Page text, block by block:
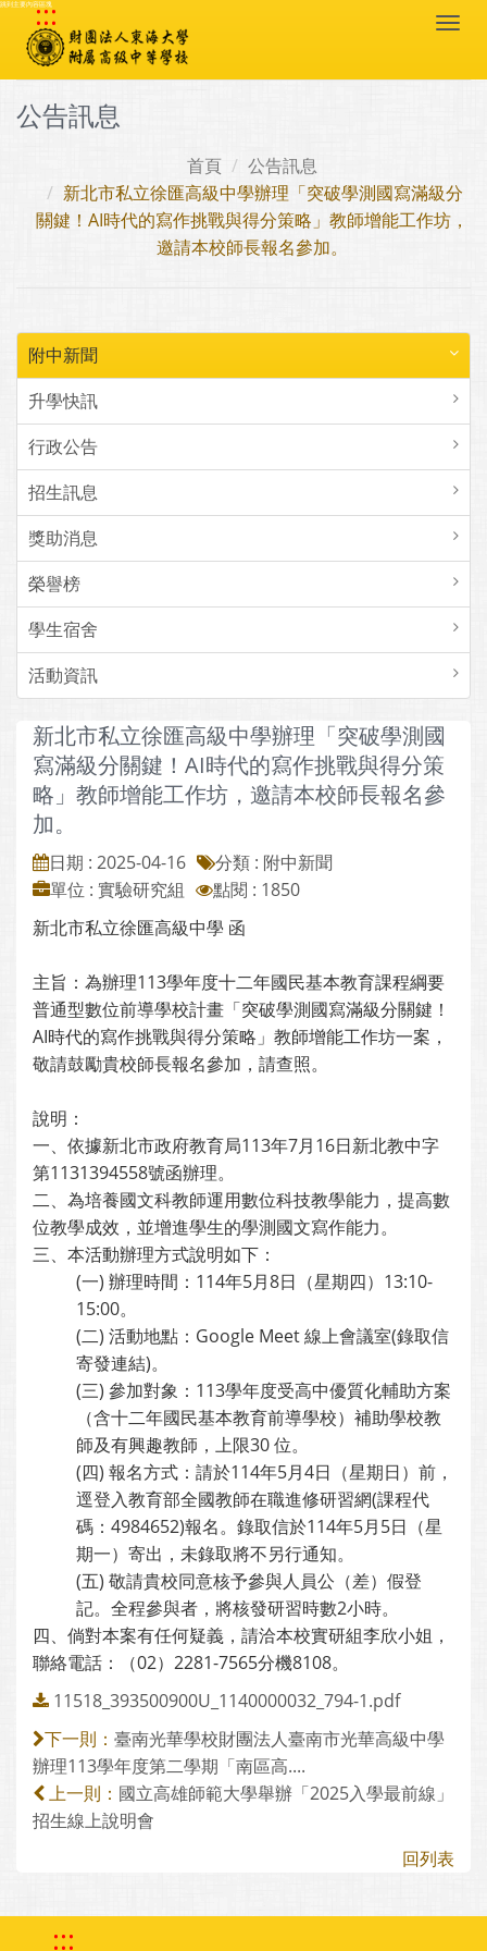
跳到主要內容區塊
:::
公告訊息
首頁
公告訊息
新北市私立徐匯高級中學辦理「突破學測國寫滿級分
關鍵！AI時代的寫作挑戰與得分策略」教師增能工作坊，
邀請本校師長報名參加。
附中新聞
升學快訊
行政公告
招生訊息
獎助消息
榮譽榜
學生宿舍
活動資訊
新北市私立徐匯高級中學辦理「突破學測國
寫滿級分關鍵！AI時代的寫作挑戰與得分策
略」教師增能工作坊，邀請本校師長報名參
加。
日期 : 2025-04-16
分類 : 附中新聞
單位 : 實驗研究組
點閱 : 1850
新北市私立徐匯高級中學 函
主旨：為辦理113學年度十二年國民基本教育課程綱要
普通型數位前導學校計畫「突破學測國寫滿級分關鍵！
AI時代的寫作挑戰與得分策略」教師增能工作坊一案，
敬請鼓勵貴校師長報名參加，請查照。
說明：
一、依據新北市政府教育局113年7月16日新北教中字
第1131394558號函辦理。
二、為培養國文科教師運用數位科技教學能力，提高數
位教學成效，並增進學生的學測國文寫作能力。
三、本活動辦理方式說明如下：
(一) 辦理時間：114年5月8日（星期四）13:10-
15:00。
(二) 活動地點：Google Meet 線上會議室(錄取信
寄發連結)。
(三) 參加對象：113學年度受高中優質化輔助方案
（含十二年國民基本教育前導學校）補助學校教
師及有興趣教師，上限30 位。
(四) 報名方式：請於114年5月4日（星期日）前，
逕登入教育部全國教師在職進修研習網(課程代
碼：4984652)報名。錄取信於114年5月5日（星
期一）寄出，未錄取將不另行通知。
(五) 敬請貴校同意核予參與人員公（差）假登
記。全程參與者，將核發研習時數2小時。
四、倘對本案有任何疑義，請洽本校實研組李欣小姐，
聯絡電話：（02）2281-7565分機8108。
11518_393500900U_1140000032_794-1.pdf
下一則： 臺南光華學校財團法人臺南市光華高級中學
辦理113學年度第二學期「南區高....
上一則： 國立高雄師範大學舉辦「2025入學最前線」
招生線上說明會
回列表
:::